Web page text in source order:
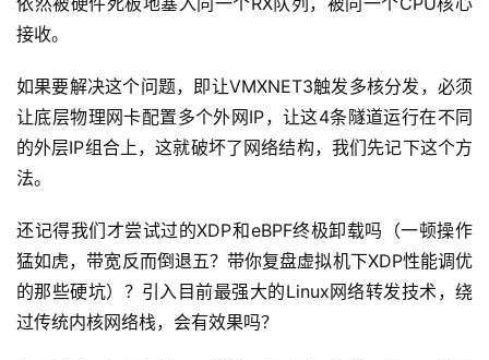
件
应
服
务
项
A
I
提
登录 注册
接收。
如果要解决这个问题，即让VMXNET3触发多核分发，必须
让底层物理网卡配置多个外网IP，让这4条隧道运行在不同
的外层IP组合上，这就破坏了网络结构，我们先记下这个方
法。
还记得我们才尝试过的XDP和eBPF终极卸载吗（一顿操作
猛如虎，带宽反而倒退五？带你复盘虚拟机下XDP性能调优
的那些硬坑）？引入目前最强大的Linux网络转发技术，绕
过传统内核网络栈，会有效果吗？